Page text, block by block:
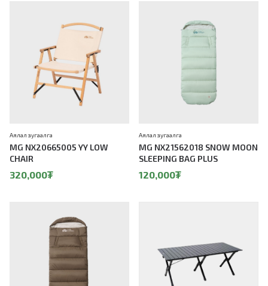
MG NX20665005 YY LOW
CHAIR
Аялал зугаалга
320,000₮
MG NX21562018 SNOW MOON
SLEEPING BAG PLUS
Аялал зугаалга
120,000₮